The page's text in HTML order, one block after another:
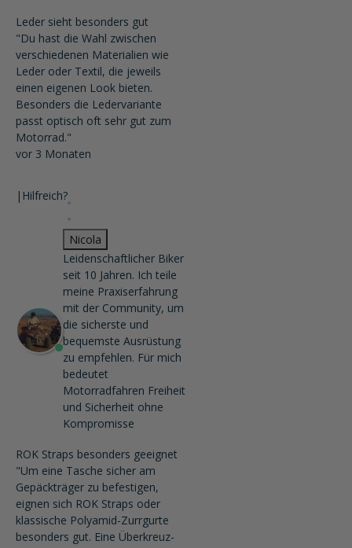
Leder sieht besonders gut
"Du hast die Wahl zwischen
verschiedenen Materialien wie
Leder oder Textil, die jeweils
einen eigenen Look bieten.
Besonders die Ledervariante
passt optisch oft sehr gut zum
Motorrad."
vor 3 Monaten
| Hilfreich?
Nicola
Leidenschaftlicher Biker
seit 10 Jahren. Ich teile
meine Praxiserfahrung
mit der Community, um
die sicherste und
bequemste Ausrüstung
zu empfehlen. Für mich
bedeutet
Motorradfahren Freiheit
und Sicherheit ohne
Kompromisse
ROK Straps besonders geeignet
"Um eine Tasche sicher am
Gepäckträger zu befestigen,
eignen sich ROK Straps oder
klassische Polyamid-Zurrgurte
besonders gut. Eine Überkreuz-